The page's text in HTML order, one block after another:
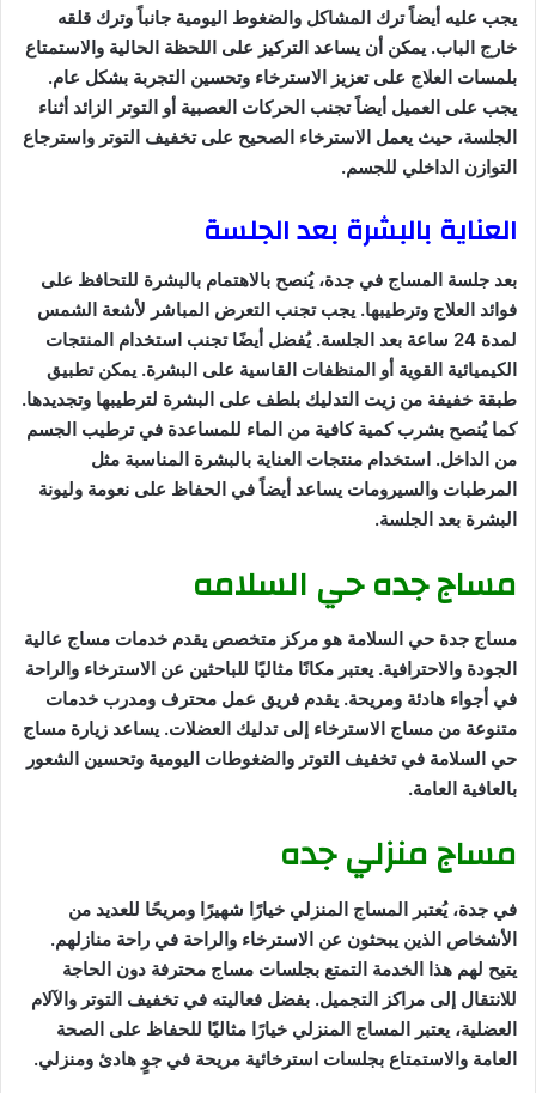
يجب عليه أيضاً ترك المشاكل والضغوط اليومية جانباً وترك قلقه
خارج الباب. يمكن أن يساعد التركيز على اللحظة الحالية والاستمتاع
بلمسات العلاج على تعزيز الاسترخاء وتحسين التجربة بشكل عام.
يجب على العميل أيضاً تجنب الحركات العصبية أو التوتر الزائد أثناء
الجلسة، حيث يعمل الاسترخاء الصحيح على تخفيف التوتر واسترجاع
التوازن الداخلي للجسم.
العناية بالبشرة بعد الجلسة
بعد جلسة المساج في جدة، يُنصح بالاهتمام بالبشرة للتحافظ على
فوائد العلاج وترطيبها. يجب تجنب التعرض المباشر لأشعة الشمس
لمدة 24 ساعة بعد الجلسة. يُفضل أيضًا تجنب استخدام المنتجات
الكيميائية القوية أو المنظفات القاسية على البشرة. يمكن تطبيق
طبقة خفيفة من زيت التدليك بلطف على البشرة لترطيبها وتجديدها.
كما يُنصح بشرب كمية كافية من الماء للمساعدة في ترطيب الجسم
من الداخل. استخدام منتجات العناية بالبشرة المناسبة مثل
المرطبات والسيرومات يساعد أيضاً في الحفاظ على نعومة وليونة
البشرة بعد الجلسة.
مساج جده حي السلامه
مساج جدة حي السلامة هو مركز متخصص يقدم خدمات مساج عالية
الجودة والاحترافية. يعتبر مكانًا مثاليًا للباحثين عن الاسترخاء والراحة
في أجواء هادئة ومريحة. يقدم فريق عمل محترف ومدرب خدمات
متنوعة من مساج الاسترخاء إلى تدليك العضلات. يساعد زيارة مساج
حي السلامة في تخفيف التوتر والضغوطات اليومية وتحسين الشعور
بالعافية العامة.
مساج منزلي جده
في جدة، يُعتبر المساج المنزلي خيارًا شهيرًا ومريحًا للعديد من
الأشخاص الذين يبحثون عن الاسترخاء والراحة في راحة منازلهم.
يتيح لهم هذا الخدمة التمتع بجلسات مساج محترفة دون الحاجة
للانتقال إلى مراكز التجميل. بفضل فعاليته في تخفيف التوتر والآلام
العضلية، يعتبر المساج المنزلي خيارًا مثاليًا للحفاظ على الصحة
العامة والاستمتاع بجلسات استرخائية مريحة في جوٍ هادئ ومنزلي.